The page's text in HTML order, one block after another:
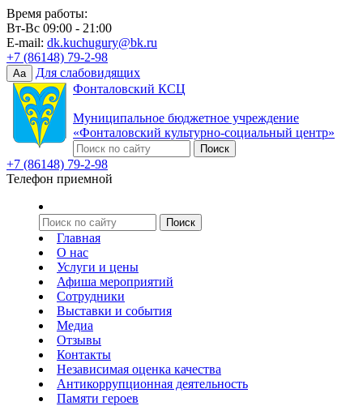
Время работы:
Вт-Вс 09:00 - 21:00
E-mail: dk.kuchugury@bk.ru
+7 (86148) 79-2-98
Aa
Для слабовидящих
Фонталовский КСЦ
Муниципальное бюджетное учреждение
«Фонталовский культурно-социальный центр»
+7 (86148) 79-2-98
Телефон приемной
Главная
О нас
Услуги и цены
Афиша мероприятий
Сотрудники
Выставки и события
Медиа
Отзывы
Контакты
Независимая оценка качества
Антикоррупционная деятельность
Памяти героев